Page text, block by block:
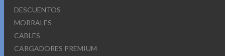
DESCUENTOS
MORRALES
CABLES
CARGADORES PREMIUM